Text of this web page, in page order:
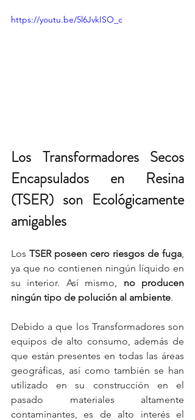
https://youtu.be/5l6JvkISO_c
Los Transformadores Secos
Encapsulados en Resina
(TSER) son Ecológicamente
amigables
Los TSER poseen cero riesgos de fuga,
ya que no contienen ningún líquido en
su interior. Así mismo, no producen
ningún tipo de polución al ambiente.
Debido a que los Transformadores son
equipos de alto consumo, además de
que están presentes en todas las áreas
geográficas, así como también se han
utilizado en su construcción en el
pasado materiales altamente
contaminantes, es de alto interés el